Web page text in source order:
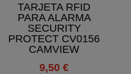
TARJETA RFID
PARA ALARMA
SECURITY
PROTECT CV0156
CAMVIEW
9,50€